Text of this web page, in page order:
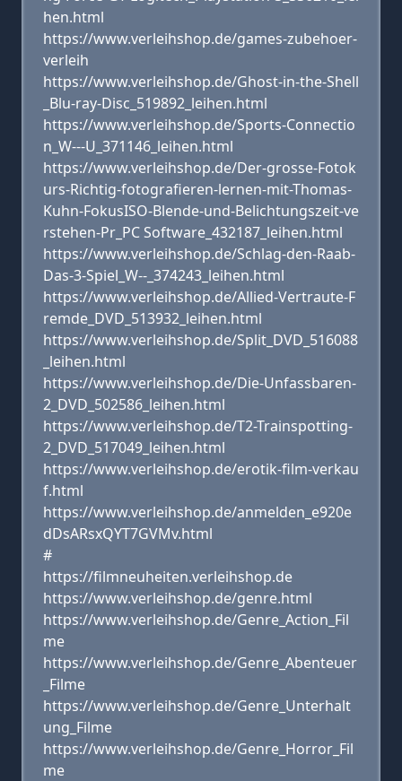
hen.html
https://www.verleihshop.de/games-zubehoer-
verleih
https://www.verleihshop.de/Ghost-in-the-Shell
_Blu-ray-Disc_519892_leihen.html
https://www.verleihshop.de/Sports-Connectio
n_W---U_371146_leihen.html
https://www.verleihshop.de/Der-grosse-Fotok
urs-Richtig-fotografieren-lernen-mit-Thomas-
Kuhn-FokusISO-Blende-und-Belichtungszeit-ve
rstehen-Pr_PC Software_432187_leihen.html
https://www.verleihshop.de/Schlag-den-Raab-
Das-3-Spiel_W--_374243_leihen.html
https://www.verleihshop.de/Allied-Vertraute-F
remde_DVD_513932_leihen.html
https://www.verleihshop.de/Split_DVD_516088
_leihen.html
https://www.verleihshop.de/Die-Unfassbaren-
2_DVD_502586_leihen.html
https://www.verleihshop.de/T2-Trainspotting-
2_DVD_517049_leihen.html
https://www.verleihshop.de/erotik-film-verkau
f.html
https://www.verleihshop.de/anmelden_e920e
dDsARsxQYT7GVMv.html
#
https://filmneuheiten.verleihshop.de
https://www.verleihshop.de/genre.html
https://www.verleihshop.de/Genre_Action_Fil
me
https://www.verleihshop.de/Genre_Abenteuer
_Filme
https://www.verleihshop.de/Genre_Unterhalt
ung_Filme
https://www.verleihshop.de/Genre_Horror_Fil
me